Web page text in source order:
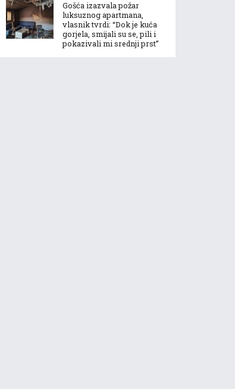
Gošća izazvala požar
luksuznog apartmana,
vlasnik tvrdi: “Dok je kuća
gorjela, smijali su se, pili i
pokazivali mi srednji prst”